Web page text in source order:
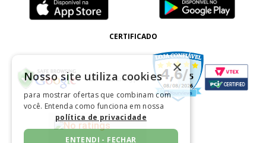
CERTIFICADO
×
Nosso site utiliza cookies
para mostrar ofertas que combinam com
você. Entenda como funciona em nossa
política de privacidade
ENTENDI - FECHAR